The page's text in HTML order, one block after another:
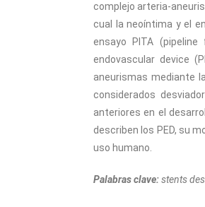
complejo arteria-
cual la neoíntima y el
ensayo PITA
endovascular device
aneurismas mediante
considerados
anteriores en el
describen los PED, su
uso humano.
Palabras clave:stents